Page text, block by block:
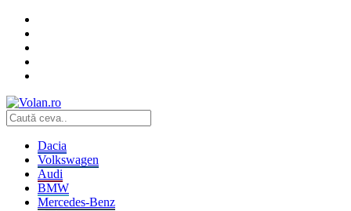
Dacia
Volkswagen
Audi
BMW
Mercedes-Benz